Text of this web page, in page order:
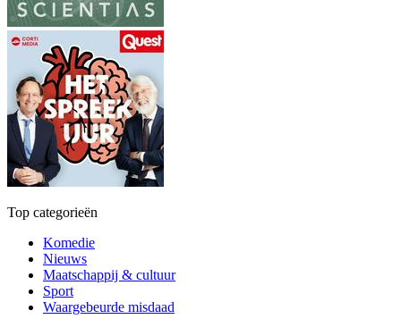
Top categorieën
Komedie
Nieuws
Maatschappij & cultuur
Sport
Waargebeurde misdaad